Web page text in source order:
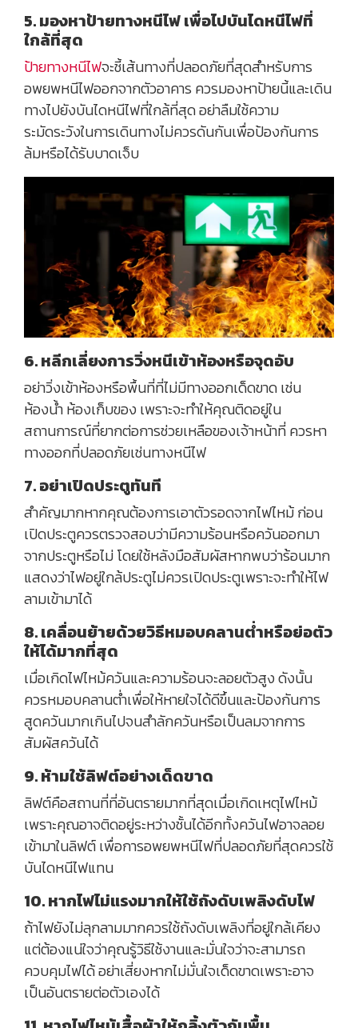
5. มองหาป้ายทางหนีไฟ เพื่อไปบันไดหนีไฟที่
ใกล้ที่สุด
ป้ายทางหนีไฟจะชี้เส้นทางที่ปลอดภัยที่สุดสำหรับการ
อพยพหนีไฟออกจากตัวอาคาร ควรมองหาป้ายนี้และเดิน
ทางไปยังบันไดหนีไฟที่ใกล้ที่สุด อย่าลืมใช้ความ
ระมัดระวังในการเดินทางไม่ควรดันกันเพื่อป้องกันการ
ล้มหรือได้รับบาดเจ็บ
6. หลีกเลี่ยงการวิ่งหนีเข้าห้องหรือจุดอับ
อย่าวิ่งเข้าห้องหรือพื้นที่ที่ไม่มีทางออกเด็ดขาด เช่น
ห้องน้ำ ห้องเก็บของ เพราะจะทำให้คุณติดอยู่ใน
สถานการณ์ที่ยากต่อการช่วยเหลือของเจ้าหน้าที่ ควรหา
ทางออกที่ปลอดภัยเช่นทางหนีไฟ
7. อย่าเปิดประตูทันที
สำคัญมากหากคุณต้องการเอาตัวรอดจากไฟไหม้ ก่อน
เปิดประตูควรตรวจสอบว่ามีความร้อนหรือควันออกมา
จากประตูหรือไม่ โดยใช้หลังมือสัมผัสหากพบว่าร้อนมาก
แสดงว่าไฟอยู่ใกล้ประตูไม่ควรเปิดประตูเพราะจะทำให้ไฟ
ลามเข้ามาได้
8. เคลื่อนย้ายด้วยวิธีหมอบคลานต่ำหรือย่อตัว
ให้ได้มากที่สุด
เมื่อเกิดไฟไหม้ควันและความร้อนจะลอยตัวสูง ดังนั้น
ควรหมอบคลานต่ำเพื่อให้หายใจได้ดีขึ้นและป้องกันการ
สูดควันมากเกินไปจนสำลักควันหรือเป็นลมจากการ
สัมผัสควันได้
9. ห้ามใช้ลิฟต์อย่างเด็ดขาด
ลิฟต์คือสถานที่ที่อันตรายมากที่สุดเมื่อเกิดเหตุไฟไหม้
เพราะคุณอาจติดอยู่ระหว่างชั้นได้อีกทั้งควันไฟอาจลอย
เข้ามาในลิฟต์ เพื่อการอพยพหนีไฟที่ปลอดภัยที่สุดควรใช้
บันไดหนีไฟแทน
10. หากไฟไม่แรงมากให้ใช้ถังดับเพลิงดับไฟ
ถ้าไฟยังไม่ลุกลามมากควรใช้ถังดับเพลิงที่อยู่ใกล้เคียง
แต่ต้องแน่ใจว่าคุณรู้วิธีใช้งานและมั่นใจว่าจะสามารถ
ควบคุมไฟได้ อย่าเสี่ยงหากไม่มั่นใจเด็ดขาดเพราะอาจ
เป็นอันตรายต่อตัวเองได้